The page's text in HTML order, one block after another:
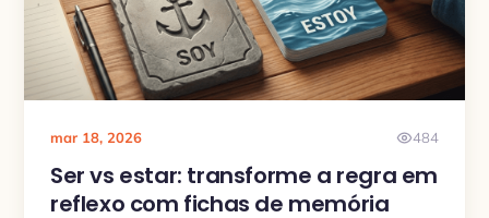
mar 18, 2026 484
Ser vs estar: transforme a regra em
reflexo com fichas de memória